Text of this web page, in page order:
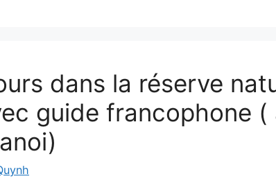
dans la réserve
guide francophone (